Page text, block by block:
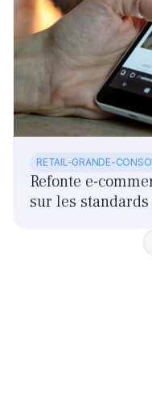
RETAIL-GRANDE-
Refonte e-
sur les